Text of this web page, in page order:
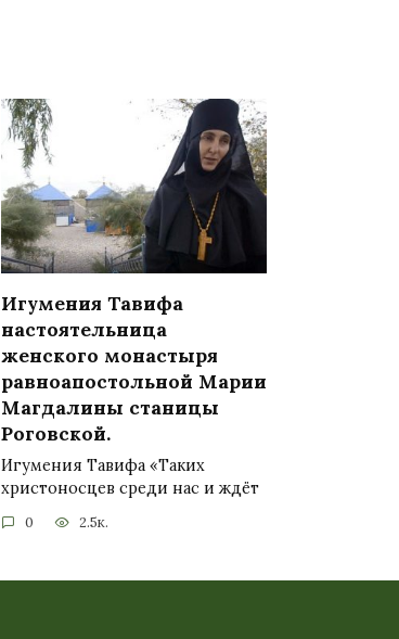
Игумения Тавифа
настоятельница
женского монастыря
равноапостольной Марии
Магдалины станицы
Роговской.
Игумения Тавифа «Таких
христоносцев среди нас и ждёт
0 2.5к.